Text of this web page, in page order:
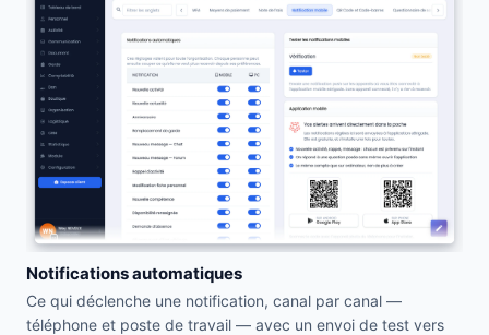
Notifications automatiques
Ce qui déclenche une notification, canal par canal —
téléphone et poste de travail — avec un envoi de test vers